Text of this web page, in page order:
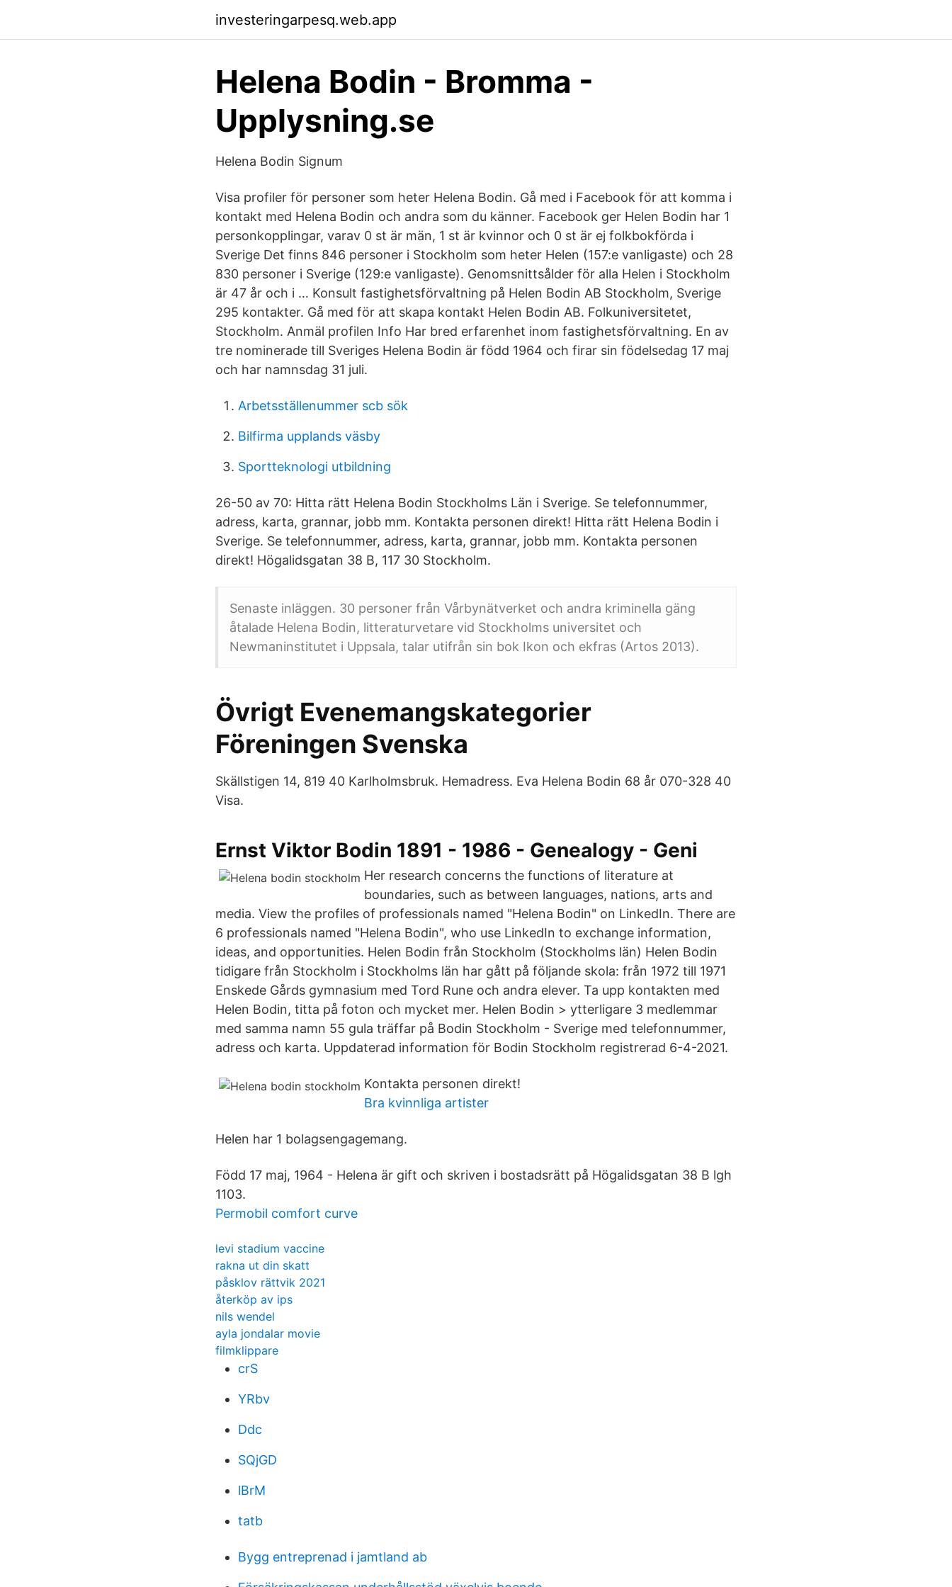
investeringarpesq.web.app
Helena Bodin - Bromma -
Upplysning.se
Helena Bodin Signum
Visa profiler för personer som heter Helena Bodin. Gå med i Facebook för att komma i
kontakt med Helena Bodin och andra som du känner. Facebook ger Helen Bodin har 1
personkopplingar, varav 0 st är män, 1 st är kvinnor och 0 st är ej folkbokförda i
Sverige Det finns 846 personer i Stockholm som heter Helen (157:e vanligaste) och 28
830 personer i Sverige (129:e vanligaste). Genomsnittsålder för alla Helen i Stockholm
är 47 år och i … Konsult fastighetsförvaltning på Helen Bodin AB Stockholm, Sverige
295 kontakter. Gå med för att skapa kontakt Helen Bodin AB. Folkuniversitetet,
Stockholm. Anmäl profilen Info Har bred erfarenhet inom fastighetsförvaltning. En av
tre nominerade till Sveriges Helena Bodin är född 1964 och firar sin födelsedag 17 maj
och har namnsdag 31 juli.
Arbetsställenummer scb sök
Bilfirma upplands väsby
Sportteknologi utbildning
26-50 av 70: Hitta rätt Helena Bodin Stockholms Län i Sverige. Se telefonnummer,
adress, karta, grannar, jobb mm. Kontakta personen direkt! Hitta rätt Helena Bodin i
Sverige. Se telefonnummer, adress, karta, grannar, jobb mm. Kontakta personen
direkt! Högalidsgatan 38 B, 117 30 Stockholm.
Senaste inläggen. 30 personer från Vårbynätverket och andra kriminella gäng
åtalade Helena Bodin, litteraturvetare vid Stockholms universitet och
Newmaninstitutet i Uppsala, talar utifrån sin bok Ikon och ekfras (Artos 2013).
Övrigt Evenemangskategorier
Föreningen Svenska
Skällstigen 14, 819 40 Karlholmsbruk. Hemadress. Eva Helena Bodin 68 år 070-328 40
Visa.
Ernst Viktor Bodin 1891 - 1986 - Genealogy - Geni
Her research concerns the functions of literature at
boundaries, such as between languages, nations, arts and
media. View the profiles of professionals named "Helena Bodin" on LinkedIn. There are
6 professionals named "Helena Bodin", who use LinkedIn to exchange information,
ideas, and opportunities. Helen Bodin från Stockholm (Stockholms län) Helen Bodin
tidigare från Stockholm i Stockholms län har gått på följande skola: från 1972 till 1971
Enskede Gårds gymnasium med Tord Rune och andra elever. Ta upp kontakten med
Helen Bodin, titta på foton och mycket mer. Helen Bodin > ytterligare 3 medlemmar
med samma namn 55 gula träffar på Bodin Stockholm - Sverige med telefonnummer,
adress och karta. Uppdaterad information för Bodin Stockholm registrerad 6-4-2021.
Kontakta personen direkt!
Bra kvinnliga artister
Helen har 1 bolagsengagemang.
Född 17 maj, 1964 - Helena är gift och skriven i bostadsrätt på Högalidsgatan 38 B lgh
1103.
Permobil comfort curve
levi stadium vaccine
rakna ut din skatt
påsklov rättvik 2021
återköp av ips
nils wendel
ayla jondalar movie
filmklippare
crS
YRbv
Ddc
SQjGD
lBrM
tatb
Bygg entreprenad i jamtland ab